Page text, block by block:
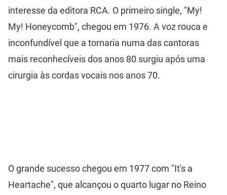
interesse da editora RCA. O primeiro single, "My!
My! Honeycomb", chegou em 1976. A voz rouca e
inconfundível que a tornaria numa das cantoras
mais reconhecíveis dos anos 80 surgiu após uma
cirurgia às cordas vocais nos anos 70.
O grande sucesso chegou em 1977 com "It's a
Heartache", que alcançou o quarto lugar no Reino